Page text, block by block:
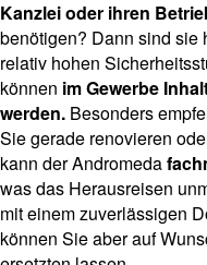
Kanzlei oder ihren
benötigen? Dann sind sie
relativ hohen
können im Gewerbe
werden. Besonders
Sie gerade renovieren
kann der Andromeda
was das Herausreisen
mit einem zuverlässigen
können Sie aber auf